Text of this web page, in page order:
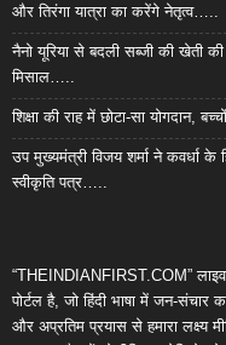
और तिरंगा यात्रा का करेंगे नेतृत्व…..
नैनो यूरिया से बदली सब्जी की खेती
मिसाल…..
शिक्षा की राह में छोटा-सा योगदान,
उप मुख्यमंत्री विजय शर्मा ने कवर्धा के
स्वीकृति पत्र…..
“THEINDIANFIRST.COM”
पोर्टल है, जो हिंदी भाषा में जन-
और अप्रतिम प्रयास से हमारा लक्ष्य